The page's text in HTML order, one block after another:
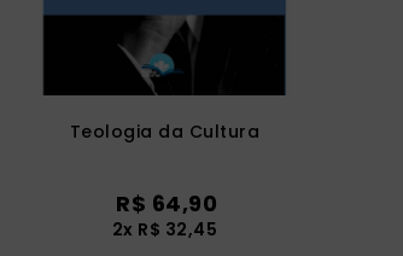
Teologia da Cultura
R$ 64,90
2x R$ 32,45